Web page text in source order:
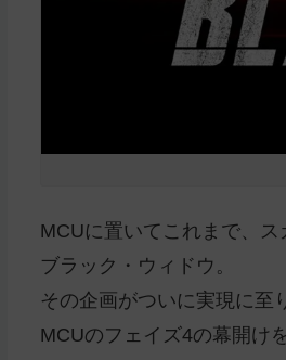
MCUに置いてこれまで、
ブラック・ウィドウ。
その企画がついに実現に至
MCUのフェイズ4の幕開け